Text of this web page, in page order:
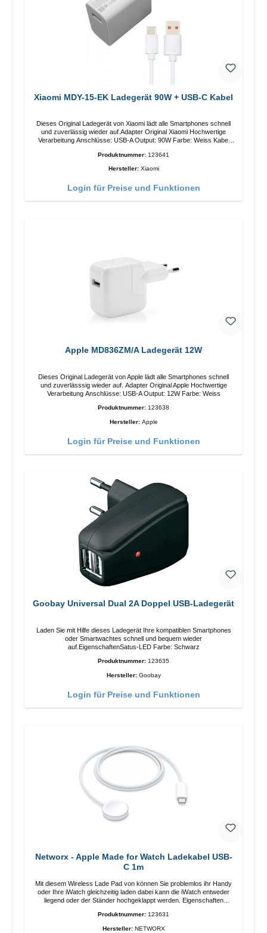
Xiaomi MDY-15-EK Ladegerät 90W + USB-C Kabel
Dieses Original Ladegerät von Xiaomi lädt alle Smartphones schnell
und zuverlässig wieder auf.Adapter Original Xiaomi Hochwertige
Verarbeitung Anschlüsse: USB-A Output: 90W Farbe: Weiss Kabel
Produktnummer: 123641
Hersteller: Xiaomi
Login für Preise und Funktionen
Apple MD836ZM/A Ladegerät 12W
Dieses Original Ladegerät von Apple lädt alle Smartphones schnell
und zuverlässsig wieder auf. Adapter Original Apple Hochwertige
Verarbeitung Anschlüsse: USB-A Output: 12W Farbe: Weiss
Produktnummer: 123638
Hersteller: Apple
Login für Preise und Funktionen
Goobay Universal Dual 2A Doppel USB-Ladegerät
Laden Sie mit Hilfe dieses Ladegerät Ihre kompatiblen Smartphones
oder Smartwachtes schnell und bequem wieder
auf.EigenschaftenSatus-LED Farbe: Schwarz
Produktnummer: 123635
Hersteller: Goobay
Login für Preise und Funktionen
Networx - Apple Made for Watch Ladekabel USB-
C 1m
Mit diesem Wireless Lade Pad von können Sie problemlos ihr Handy
oder Ihre iWatch gleichzeitig laden dabei kann die iWatch entweder
liegend oder der Ständer hochgeklappt werden. Eigenschaften
Produktnummer: 123631
Hersteller: NETWORX